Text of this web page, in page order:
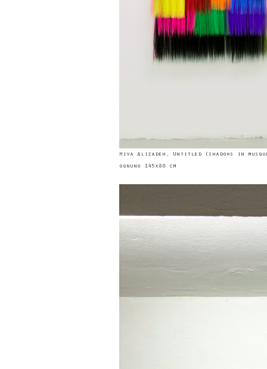
Hiva Alizadeh, Untitled (shadows in
ognuno 145x80 cm